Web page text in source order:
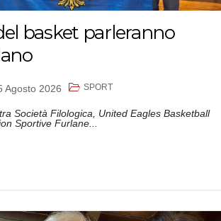
basket parleranno
Agosto 2026 SPORT
Società Filologica, United Eagles Basketball
Sportive Furlane...